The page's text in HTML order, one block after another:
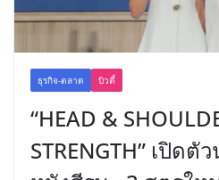
ธุรกิจ-ตลาด บิวตี้
“HEAD &
STRENGTH” เปิด